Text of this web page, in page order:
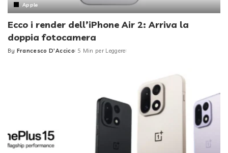
Apple
Ecco i render dell’iPhone Air 2: Arriva la
doppia fotocamera
Posted
By Francesco D'Accico 5 Min per Leggere